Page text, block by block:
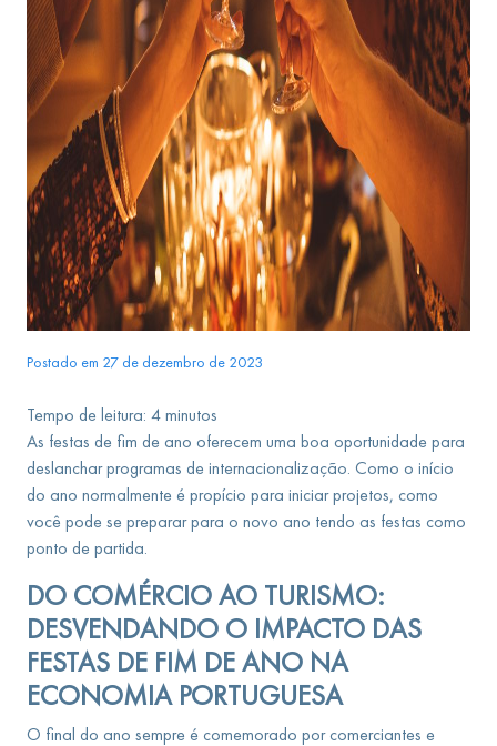
Postado em 27 de dezembro de 2023
Tempo de leitura: 4 minutos
As festas de fim de ano oferecem uma boa oportunidade para
deslanchar programas de internacionalização. Como o início
do ano normalmente é propício para iniciar projetos, como
você pode se preparar para o novo ano tendo as festas como
ponto de partida.
DO COMÉRCIO AO TURISMO:
DESVENDANDO O IMPACTO DAS
FESTAS DE FIM DE ANO NA
ECONOMIA PORTUGUESA
O final do ano sempre é comemorado por comerciantes e